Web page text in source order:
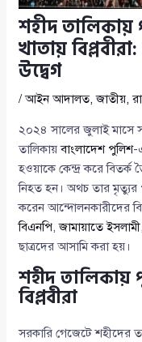
শহীদ
খাতায়
উদ্বেগ
/আইন আদালত,জাতীয়,
২০২৪ সালের জুলাই মাসে
তালিকায়বাংলাদেশ পুলিশ-
হওয়াকে কেন্দ্র করে বিতর্ক
নিহত হন। অথচ তার মৃত্যুর
করেন আন্দোলনকারীদের
বিএনপি,জামায়াতে ইসলামী
ছাত্রদের আসামি করা হয়।
শহীদ
বিপ্লবীরা
সরকারি গেজেটে শহীদের